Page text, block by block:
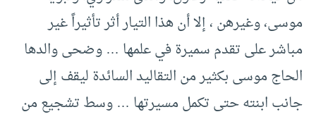
موسى، وغيرهن ، إلا أن هذا التيار أثر تأثيراً غير
مباشر على تقدم سميرة في علمها … وضحى والدها
الحاج موسى بكثير من التقاليد السائدة ليقف إلى
جانب ابنته حتى تكمل مسيرتها … وسط تشجيع من